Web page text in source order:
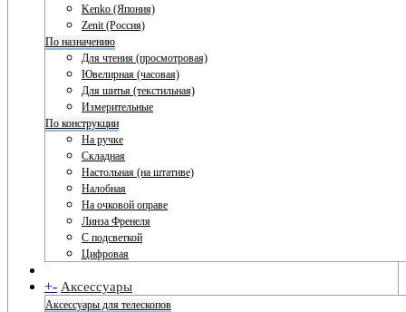
Kenko (Япония)
Zenit (Россия)
По назначению
Для чтения (просмотровая)
Ювелирная (часовая)
Для шитья (текстильная)
Измерительные
По конструкции
На ручке
Складная
Настольная (на штативе)
Налобная
На очковой оправе
Линза Френеля
С подсветкой
Цифровая
+- Аксессуары
Аксессуары для телескопов